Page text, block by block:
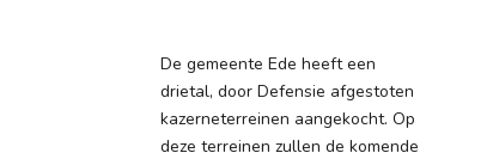
De gemeente Ede heeft een
drietal, door Defensie afgestoten
kazerneterreinen aangekocht. Op
deze terreinen zullen de komende